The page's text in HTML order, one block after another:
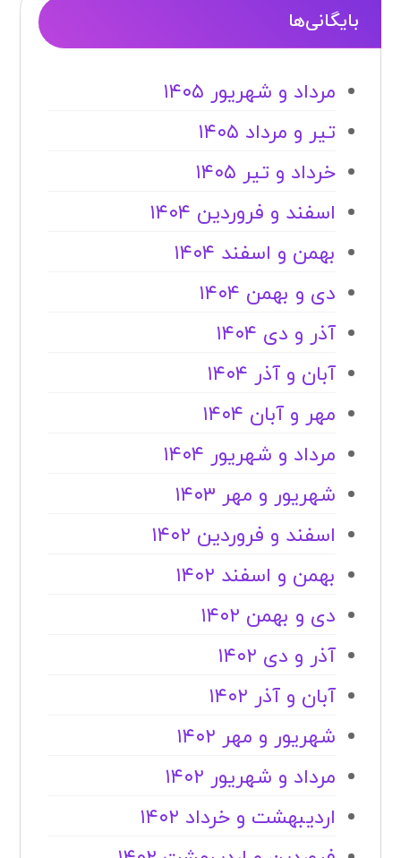
بایگانی‌ها
مرداد و شهریور ۱۴۰۵
تیر و مرداد ۱۴۰۵
خرداد و تیر ۱۴۰۵
اسفند و فروردین ۱۴۰۴
بهمن و اسفند ۱۴۰۴
دی و بهمن ۱۴۰۴
آذر و دی ۱۴۰۴
آبان و آذر ۱۴۰۴
مهر و آبان ۱۴۰۴
مرداد و شهریور ۱۴۰۴
شهریور و مهر ۱۴۰۳
اسفند و فروردین ۱۴۰۲
بهمن و اسفند ۱۴۰۲
دی و بهمن ۱۴۰۲
آذر و دی ۱۴۰۲
آبان و آذر ۱۴۰۲
شهریور و مهر ۱۴۰۲
مرداد و شهریور ۱۴۰۲
اردیبهشت و خرداد ۱۴۰۲